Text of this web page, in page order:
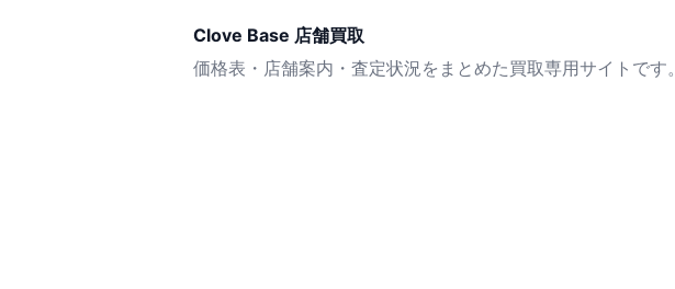
Clove Base 店舗買取
価格表・店舗案内・査定状況をまとめた買取専用サイトです。